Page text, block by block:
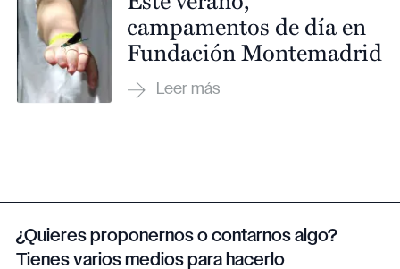
campamentos de día en
Fundación Montemadrid
¿Quieres proponernos o contarnos algo?
Tienes varios medios para hacerlo